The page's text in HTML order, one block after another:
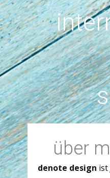
über
denote design ist